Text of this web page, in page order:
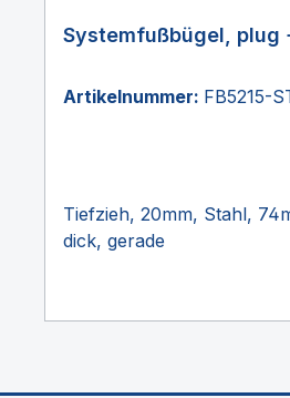
Systemfußbügel, plug
Artikelnummer: FB5215-
Tiefzieh, 20mm, Stahl,
dick, gerade